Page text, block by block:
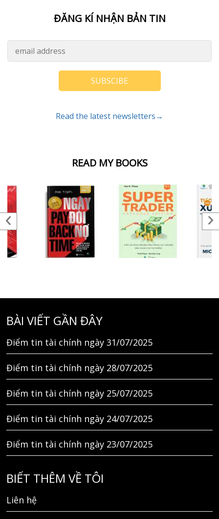
READ MY BOOKS
ĐĂNG KÍ NHẬN BẢN TIN
SUBSCIBE
Read the latest newsletters→
BÀI VIẾT GẦN ĐÂY
Điểm tin tài chính ngày 31/07/2025
Điểm tin tài chính ngày 28/07/2025
Điểm tin tài chính ngày 25/07/2025
Điểm tin tài chính ngày 24/07/2025
Điểm tin tài chính ngày 23/07/2025
BIẾT THÊM VỀ TÔI
Liên hệ